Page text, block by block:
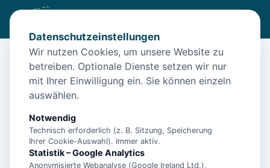
/Unterkünfte /Norden/Ferienwohnung Dünenrose in Norden
Ferienwohnung Dünenrose in
26506 Norden
Datenschutzeinstellungen
Wir nutzen Cookies, um unsere Website zu
betreiben. Optionale Dienste setzen wir nur
mit Ihrer Einwilligung ein. Sie können einzeln
auswählen.
Notwendig
Technisch erforderlich (z. B. Sitzung, Speicherung
Ihrer Cookie-Auswahl). Immer aktiv.
Statistik – Google Analytics
Anonymisierte Webanalyse (Google Ireland Ltd.),